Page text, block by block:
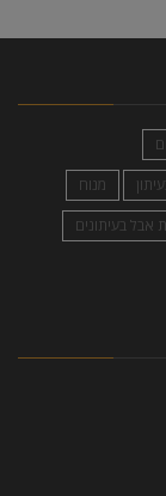
מנוח
אבל בעיתונים